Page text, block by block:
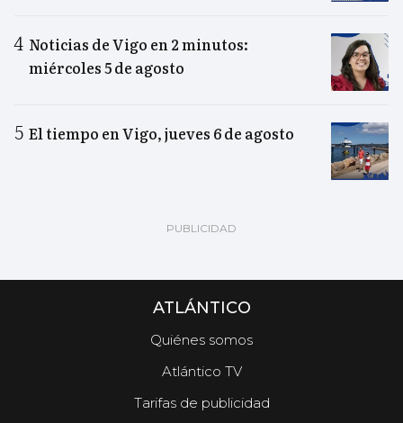
Noticias de Vigo en 2 minutos:
miércoles 5 de agosto
El tiempo en Vigo, jueves 6 de agosto
ATLÁNTICO
Quiénes somos
Atlántico TV
Tarifas de publicidad